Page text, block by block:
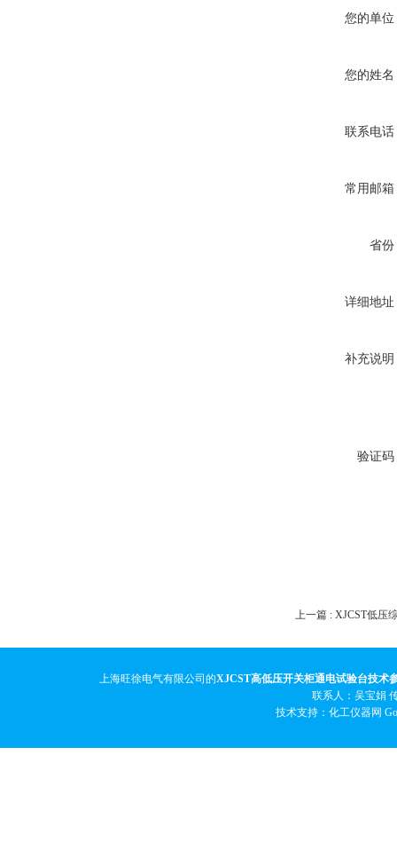
您的单位
您的姓名
联系电话
常用邮箱
省份
详细地址
补充说明
验证码
上一篇 : XJCST低压
上海旺徐电气有限公司的XJCST高低压开关柜通电试验台技术
联系人：吴宝娟
技术支持：化工仪器网